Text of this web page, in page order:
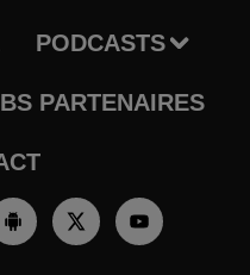
PODCASTS
PARTENAIRES